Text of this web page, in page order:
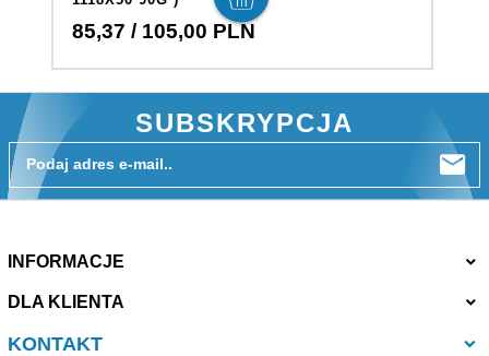
85,37 / 105,00 PLN
SUBSKRYPCJA
Podaj adres e-mail..
INFORMACJE
DLA KLIENTA
KONTAKT